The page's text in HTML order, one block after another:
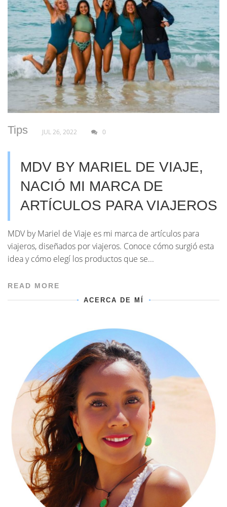
Tips JUL 26, 2022 0
MDV BY MARIEL DE VIAJE,
NACIÓ MI MARCA DE
ARTÍCULOS PARA VIAJEROS
MDV by Mariel de Viaje es mi marca de artículos para
viajeros, diseñados por viajeros. Conoce cómo surgió esta
idea y cómo elegí los productos que se...
READ MORE
ACERCA DE MÍ